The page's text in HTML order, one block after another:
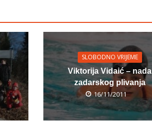
SLOBODNO VRIJEME
Viktorija Vidaić – nada
zadarskog plivanja
16/11/2011